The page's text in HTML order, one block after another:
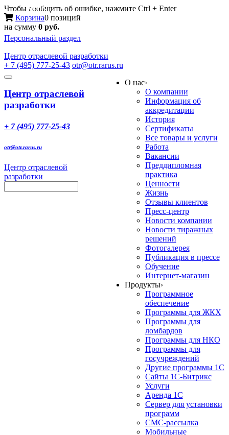
Чтобы сообщить об ошибке, нажмите Ctrl + Enter
Корзина0 позиций
на сумму 0 руб.
Персональный раздел
Центр отраслевой разработки
+ 7 (495) 777-25-43 otr@otr.rarus.ru
Toggle
Меню
Центр отраслевой
разработки
+ 7 (495) 777-25-43
otr@otr.rarus.ru
Центр отраслевой
разработки
О нас›
О компании
Информация об
аккредитации
История
Сертификаты
Все товары и услуги
Работа
Вакансии
Преддипломная
практика
Ценности
Жизнь
Отзывы клиентов
Пресс-центр
Новости компании
Новости тиражных
решений
Фотогалерея
Публикация в прессе
Обучение
Интернет-магазин
Продукты›
Программное
обеспечение
Программы для ЖКХ
Программы для
ломбардов
Программы для НКО
Программы для
госучреждений
Другие программы 1С
Сайты 1С-Битрикс
Услуги
Аренда 1С
Сервер для установки
программ
СМС-рассылка
Мобильные